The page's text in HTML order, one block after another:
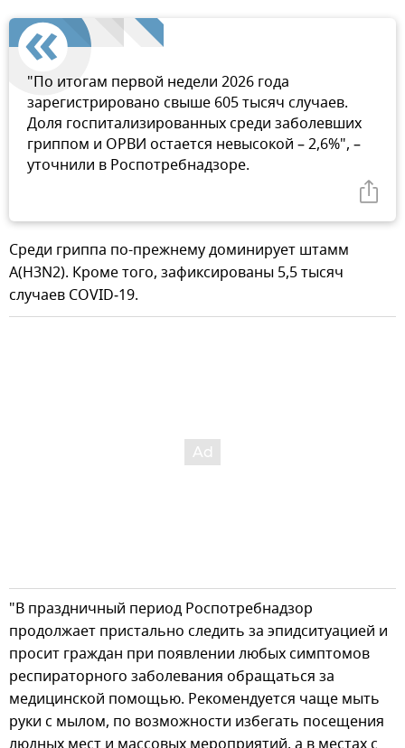
"По итогам первой недели 2026 года
зарегистрировано свыше 605 тысяч случаев.
Доля госпитализированных среди заболевших
гриппом и ОРВИ остается невысокой – 2,6%", –
уточнили в Роспотребнадзоре.
Среди гриппа по-прежнему доминирует штамм
A(H3N2). Кроме того, зафиксированы 5,5 тысяч
случаев COVID‑19.
"В праздничный период Роспотребнадзор
продолжает пристально следить за эпидситуацией и
просит граждан при появлении любых симптомов
респираторного заболевания обращаться за
медицинской помощью. Рекомендуется чаще мыть
руки с мылом, по возможности избегать посещения